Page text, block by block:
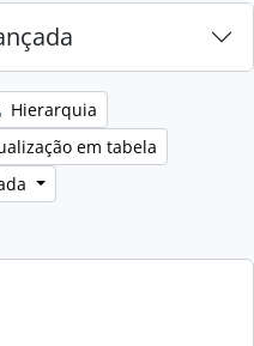
Hierarquia
em tabela